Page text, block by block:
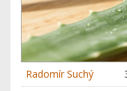
Radomír Suchý